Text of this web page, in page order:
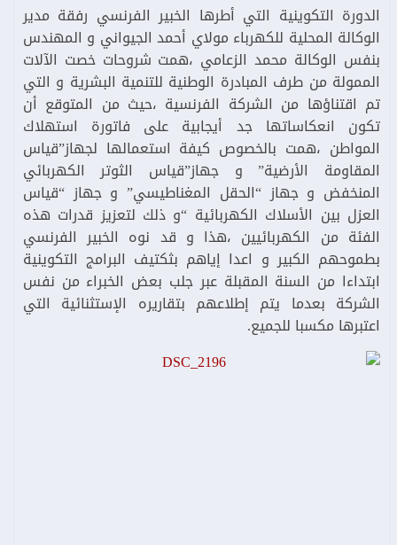
الدورة التكوينية التي أطرها الخبير الفرنسي رفقة مدير
الوكالة المحلية للكهرباء مولاي أحمد الجيواني و المهندس
بنفس الوكالة محمد الزعامي ،همت شروحات خصت الآلات
الممولة من طرف المبادرة الوطنية للتنمية البشرية و التي
تم اقتناؤها من الشركة الفرنسية ،حيث من المتوقع أن
تكون انعكاساتها جد أيجابية على فاتورة استهلاك
المواطن ،همت بالخصوص كيفة استعمالها لجهاز”قياس
المقاومة الأرضية” و جهاز”قياس الثوتر الكهربائي
المنخفض و جهاز “الحقل المغناطيسي” و جهاز “قياس
العزل بين الأسلاك الكهربائية “و ذلك لتعزيز قدرات هذه
الفئة من الكهربائيين ،هذا و قد نوه الخبير الفرنسي
بطموحهم الكبير و اعدا إياهم بثكتيف البرامج التكوينية
ابتداءا من السنة المقبلة عبر جلب بعض الخبراء من نفس
الشركة بعدما يتم إطلاعهم بتقاريره الإستثنائية التي
اعتبرها مكسبا للجميع.